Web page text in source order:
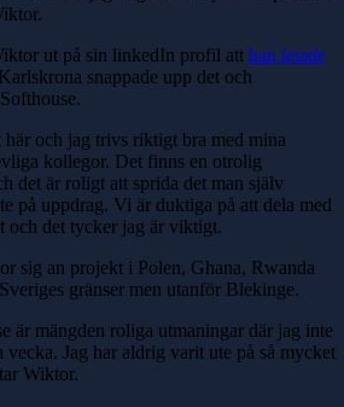
ut på sin linkedIn profil att han letade
snappade upp det och
här och jag trivs riktigt bra med mina
kollegor. Det finns en otrolig
det är roligt att sprida det man själv
på uppdrag. Vi är duktiga på att dela med
och det tycker jag är viktigt.
sig an projekt i Polen, Ghana, Rwanda
gränser men utanför Blekinge.
är mängden roliga utmaningar där jag inte
vecka. Jag har aldrig varit ute på så mycket
Wiktor.